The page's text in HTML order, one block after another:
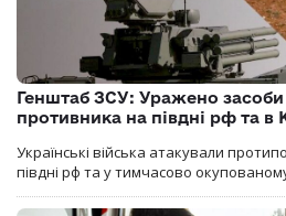
Генштаб ЗСУ: Уражено
противника на півдні рф та в
Українські війська атакували
півдні рф та у тимчасово